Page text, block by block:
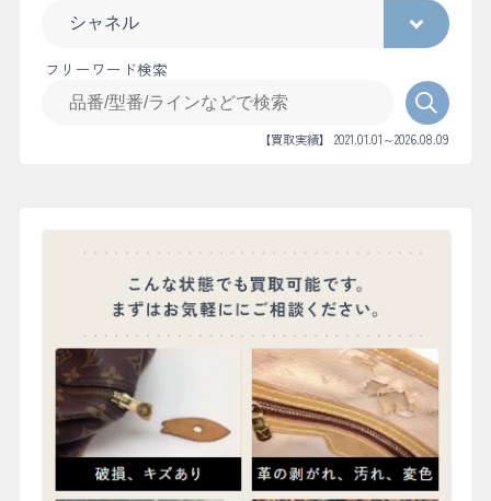
フリーワード検索
【買取実績】 2021.01.01～2026.08.09